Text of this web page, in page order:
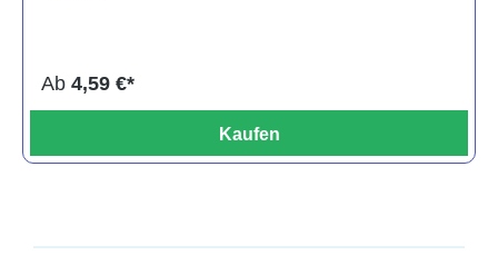
Ab 4,59 €*
Kaufen